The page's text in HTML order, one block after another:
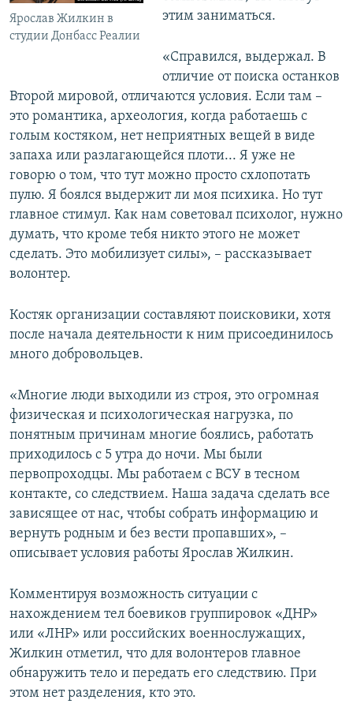
Ярослав Жилкин в
студии Донбасс Реалии
этим заниматься.
«Справился, выдержал. В
отличие от поиска останков
Второй мировой, отличаются условия. Если там –
это романтика, археология, когда работаешь с
голым костяком, нет неприятных вещей в виде
запаха или разлагающейся плоти... Я уже не
говорю о том, что тут можно просто схлопотать
пулю. Я боялся выдержит ли моя психика. Но тут
главное стимул. Как нам советовал психолог, нужно
думать, что кроме тебя никто этого не может
сделать. Это мобилизует силы», – рассказывает
волонтер.
Костяк организации составляют поисковики, хотя
после начала деятельности к ним присоединилось
много добровольцев.
«Многие люди выходили из строя, это огромная
физическая и психологическая нагрузка, по
понятным причинам многие боялись, работать
приходилось с 5 утра до ночи. Мы были
первопроходцы. Мы работаем с ВСУ в тесном
контакте, со следствием. Наша задача сделать все
зависящее от нас, чтобы собрать информацию и
вернуть родным и без вести пропавших», –
описывает условия работы Ярослав Жилкин.
Комментируя возможность ситуации с
нахождением тел боевиков группировок «ДНР»
или «ЛНР» или российских военнослужащих,
Жилкин отметил, что для волонтеров главное
обнаружить тело и передать его следствию. При
этом нет разделения, кто это.